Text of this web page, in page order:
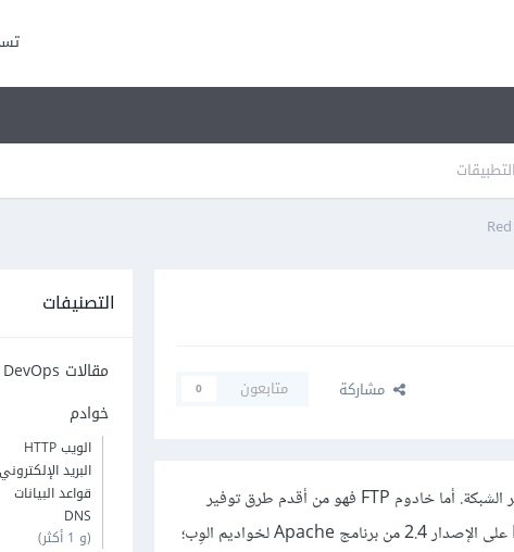
مشاركة متابعون 0
تعمل خواديم الوِب Web servers على تقديم المحتوى، صفحات الوِب ومستندات أخرى؛ للعملاء Clients عبر الشبكة. أما خادوم FTP فهو من أقدم طرق توفير
الملفات - غير الآمنة - للمستخدمين عبر الشبكة وأكثرها انتشارا. يتوفّر نظام Red Hat Enterprise Linux 7 على الإصدار 2.4 من برنامج Apache لخواديم الوِب؛
التصنيفات
مقالات DevOps عامة
خوادم
الويب HTTP
البريد الإلكتروني
قواعد البيانات
DNS
(و 1 أكثر)